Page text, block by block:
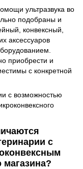
ультразвука во
подобраны и
конвексный,
аксессуаров
приобрести и
с конкретной
с
магазина?